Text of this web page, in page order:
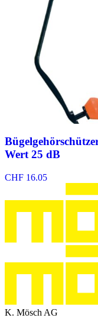
Wert 25 dB
CHF 16.05
K. Mösch AG